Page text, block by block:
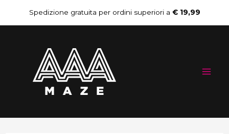
al
contenuto
Spedizione gratuita per ordini superiori a € 19,99
Navigazione
articoli